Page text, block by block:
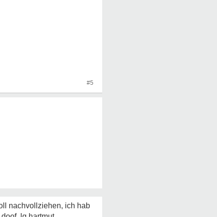
#5
nachvollziehen, ich hab